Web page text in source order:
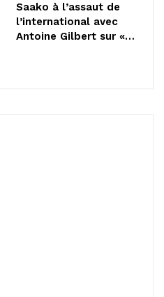
Saako à l’assaut de
l’international avec
Antoine Gilbert sur «…